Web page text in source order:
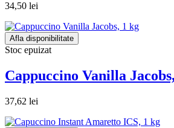
34,50 lei
Afla disponibilitate
Stoc epuizat
Cappuccino Vanilla
37,62 lei